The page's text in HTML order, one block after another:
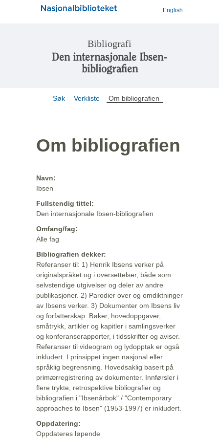
English
Bibliografi
Den internasjonale Ibsen-
bibliografien
Søk Verkliste Om bibliografien
Om bibliografien
Navn:
Ibsen
Fullstendig tittel:
Den internasjonale Ibsen-bibliografien
Omfang/fag:
Alle fag
Bibliografien dekker:
Referanser til: 1) Henrik Ibsens verker på
originalspråket og i oversettelser, både som
selvstendige utgivelser og deler av andre
publikasjoner. 2) Parodier over og omdiktninger
av Ibsens verker. 3) Dokumenter om Ibsens liv
og forfatterskap: Bøker, hovedoppgaver,
småtrykk, artikler og kapitler i samlingsverker
og konferanserapporter, i tidsskrifter og aviser.
Referanser til videogram og lydopptak er også
inkludert. I prinsippet ingen nasjonal eller
språklig begrensning. Hovedsaklig basert på
primærregistrering av dokumenter. Innførsler i
flere trykte, retrospektive bibliografier og
bibliografien i "Ibsenårbok" / "Contemporary
approaches to Ibsen" (1953-1997) er inkludert.
Oppdatering:
Oppdateres løpende